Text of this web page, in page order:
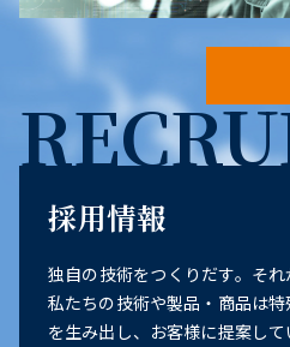
採用情報
独自の技術をつくりだす。それ
私たちの技術や製品・商品は
を生み出し、お客様に提案し